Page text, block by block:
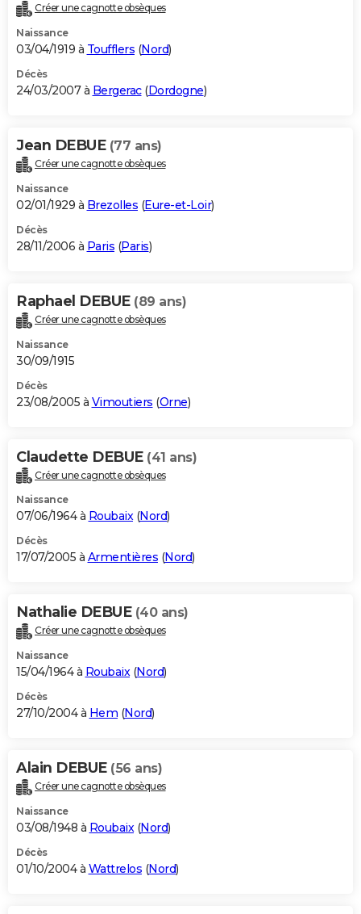
Créer une cagnotte obsèques
Naissance
03/04/1919 à Toufflers (Nord)
Décès
24/03/2007 à Bergerac(Dordogne)
Jean DEBUE (77 ans)
Créer une cagnotte obsèques
Naissance
02/01/1929 à Brezolles (Eure-et-Loir)
Décès
28/11/2006 à Paris (Paris)
Raphael DEBUE (89 ans)
Créer une cagnotte obsèques
Naissance
30/09/1915
Décès
23/08/2005 à Vimoutiers (Orne)
Claudette DEBUE (41 ans)
Créer une cagnotte obsèques
Naissance
07/06/1964 à Roubaix(Nord)
Décès
17/07/2005 à Armentières (Nord)
Nathalie DEBUE (40 ans)
Créer une cagnotte obsèques
Naissance
15/04/1964 à Roubaix(Nord)
Décès
27/10/2004 à Hem (Nord)
Alain DEBUE (56 ans)
Créer une cagnotte obsèques
Naissance
03/08/1948 à Roubaix(Nord)
Décès
01/10/2004 à Wattrelos (Nord)